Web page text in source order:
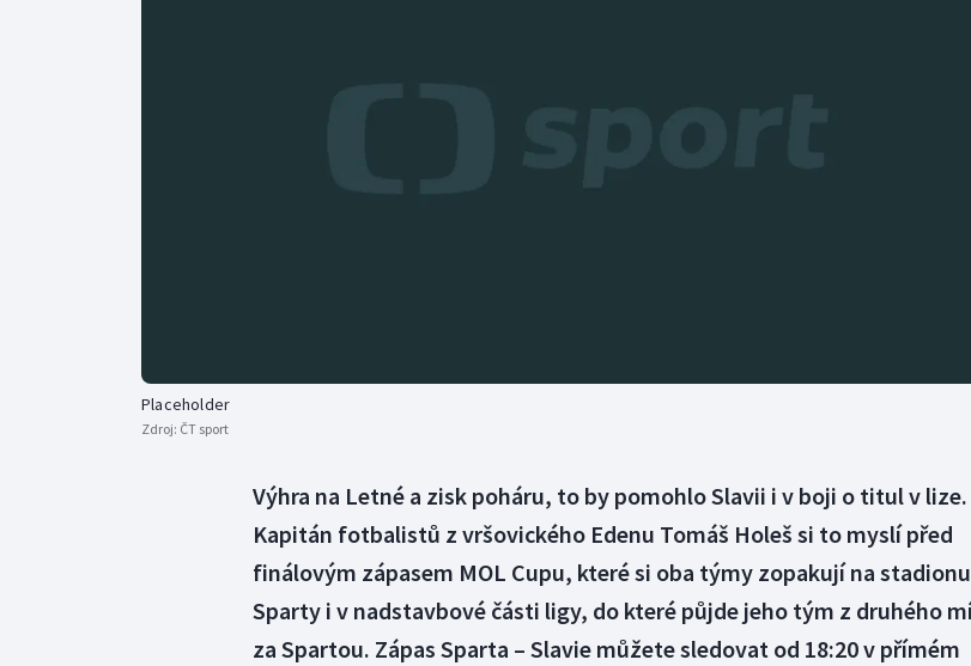
Placeholder
Zdroj: ČT sport
Výhra na Letné a zisk poháru, to by pomohlo Slavii i v boji o titul v lize.
Kapitán fotbalistů z vršovického Edenu Tomáš Holeš si to myslí před
finálovým zápasem MOL Cupu, které si oba týmy zopakují na stadionu
Sparty i v nadstavbové části ligy, do které půjde jeho tým z druhého
za Spartou. Zápas Sparta – Slavie můžete sledovat od 18:20 v přímém